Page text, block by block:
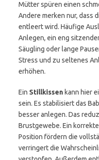
Mütter spüren einen
Andere merken nur, dass
entleert wird. Häufige
Anlegen, ein eng
Säugling oder lange
Stress und zu seltenes
erhöhen.
Ein Stillkissen kann hier
sein. Es stabilisiert das
besser anlegen. Das
Brustgewebe. Ein
Position fördern die
verringert die